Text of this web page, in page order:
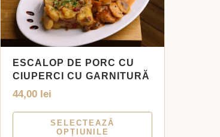
ESCALOP DE PORC CU
CIUPERCI CU GARNITURĂ
44,00 lei
SELECTEAZĂ
OPȚIUNILE